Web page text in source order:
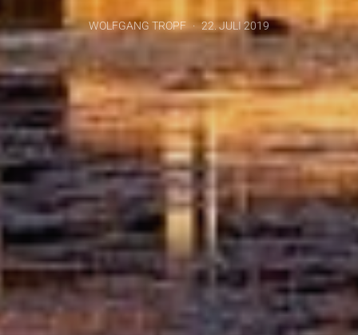
WOLFGANG TROPF 22. JULI 2019